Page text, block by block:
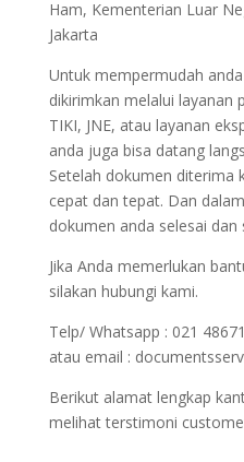
Ham, Kementerian Luar
Jakarta
Untuk mempermudah
dikirimkan melalui layanan
TIKI, JNE, atau layanan
anda juga bisa datang
Setelah dokumen diterima
cepat dan tepat. Dan
dokumen anda selesai dan
Jika Anda memerlukan
silakan hubungi kami.
Telp/ Whatsapp : 021
atau email :
Berikut alamat lengkap
melihat terstimoni